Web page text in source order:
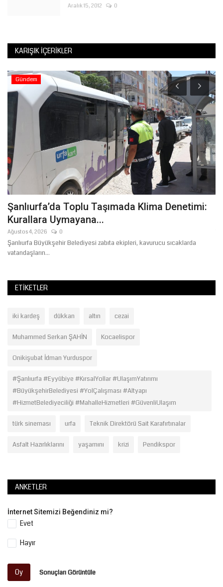
Aralık 15, 2012 0
KARIŞIK İÇERIKLER
Gündem
Şanlıurfa’da Toplu Taşımada Klima Denetimi:
Kurallara Uymayana...
Ağustos 4, 2026 0
Şanlıurfa Büyükşehir Belediyesi zabıta ekipleri, kavurucu sıcaklarda
vatandaşların...
ETIKETLER
iki kardeş dükkan altın cezai
Muhammed Serkan ŞAHİN Kocaelispor
Onikişubat İdman Yurduspor
#Şanlıurfa #Eyyübiye #KırsalYollar #UlaşımYatırımı
#BüyükşehirBelediyesi #YolÇalışması #Altyapı
#HizmetBelediyeciliği #MahalleHizmetleri #GüvenliUlaşım
türk sineması urfa Teknik Direktörü Sait Karafırtınalar
Asfalt Hazırlıklarını yaşamını krizi Pendikspor
ANKETLER
İnternet Sitemizi Beğendiniz mi?
Evet
Hayır
Oy Sonuçları Görüntüle